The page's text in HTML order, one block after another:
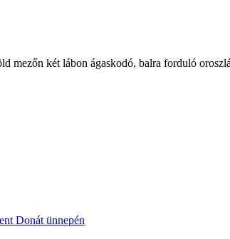
mezőn két lábon ágaskodó, balra forduló
Donát ünnepén